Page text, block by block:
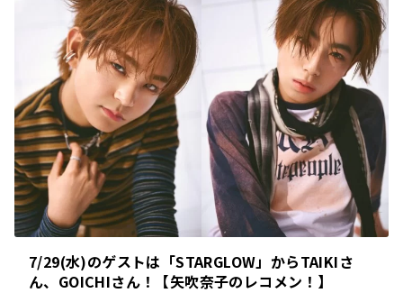
7/29(水)のゲストは「STARGLOW」からTAIKIさ
ん、GOICHIさん！【矢吹奈子のレコメン！】